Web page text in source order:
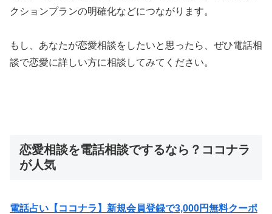
クションプランの明確化などにつながります。
もし、あなたが恋愛相談をしたいと思ったら、ぜひ電話相
談で恋愛に詳しい方に相談してみてください。
恋愛相談を電話相談でするなら？ココナラ
が人気
電話占い【ココナラ】新規会員登録で3,000円無料クーポ